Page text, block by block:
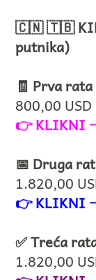
🇨🇳 🇹🇧
putnika)
🧾 Prva
800,00
👉KLIKNI
📅 Druga
1.820,00
👉KLIKNI
✅ Treća
1.820,00